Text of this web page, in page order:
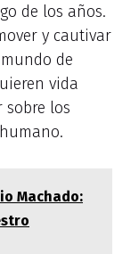
de los años.
y cautivar
de
vida
los
Machado: